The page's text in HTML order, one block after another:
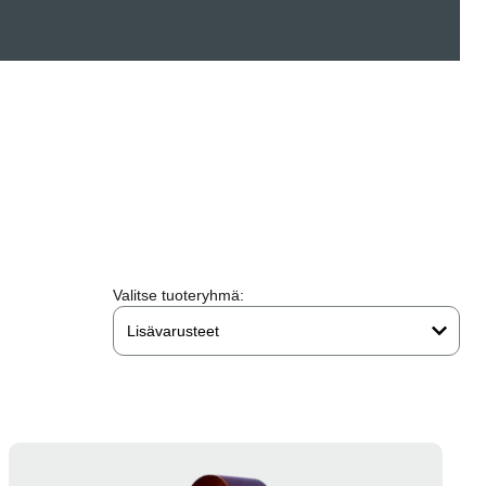
Valitse tuoteryhmä:
Lisävarusteet